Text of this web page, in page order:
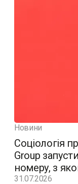
Новини
Соціологія
Group
номеру, з
31.07.2026